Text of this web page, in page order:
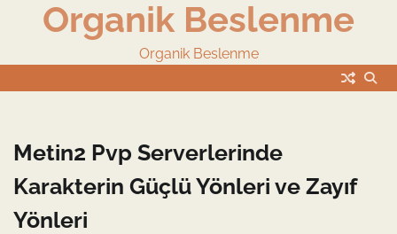
Organik Beslenme
Organik Beslenme
Metin2 Pvp Serverlerinde
Karakterin Güçlü Yönleri ve Zayıf
Yönleri